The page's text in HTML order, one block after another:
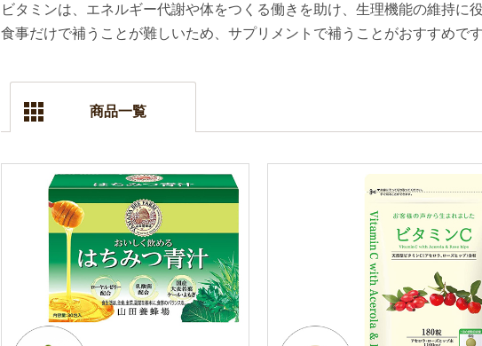
ビタミンは、エネルギー代謝や体をつくる働きを助け、生理機能の維持に
食事だけで補うことが難しいため、サプリメントで補うことがおすすめです
商品一覧